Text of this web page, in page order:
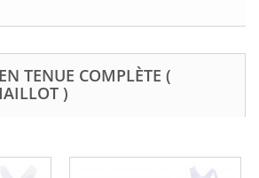
TENUE COMPLÈTE (
)